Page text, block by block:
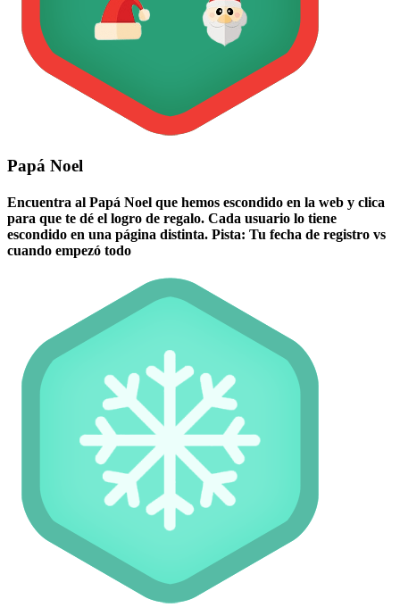
Papá Noel
Encuentra al Papá Noel que hemos escondido en la web y clica
para que te dé el logro de regalo. Cada usuario lo tiene
escondido en una página distinta. Pista: Tu fecha de registro vs
cuando empezó todo